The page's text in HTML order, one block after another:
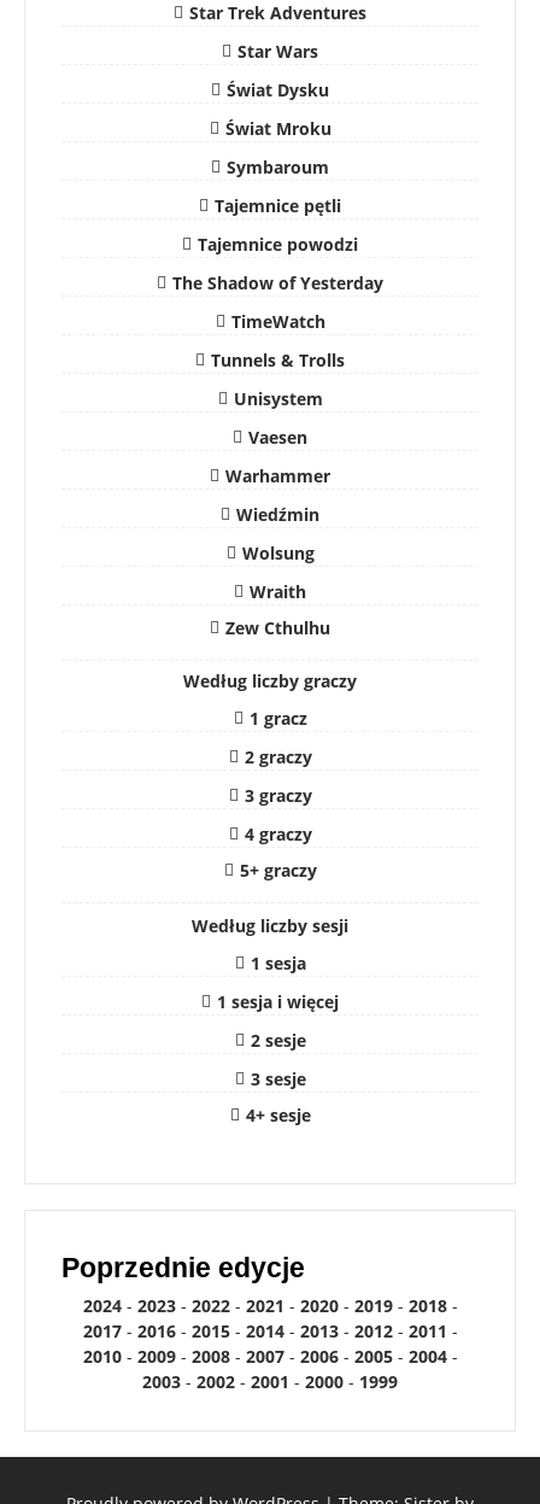
Star Trek Adventures
Star Wars
Świat Dysku
Świat Mroku
Symbaroum
Tajemnice pętli
Tajemnice powodzi
The Shadow of Yesterday
TimeWatch
Tunnels & Trolls
Unisystem
Vaesen
Warhammer
Wiedźmin
Wolsung
Wraith
Zew Cthulhu
Według liczby graczy
1 gracz
2 graczy
3 graczy
4 graczy
5+ graczy
Według liczby sesji
1 sesja
1 sesja i więcej
2 sesje
3 sesje
4+ sesje
Poprzednie edycje
2024- 2023- 2022- 2021 - 2020- 2019- 2018-
2017- 2016- 2015- 2014- 2013- 2012- 2011 -
2010- 2009- 2008- 2007- 2006- 2005- 2004-
2003 - 2002 - 2001 - 2000 - 1999